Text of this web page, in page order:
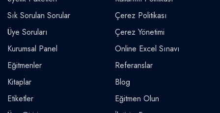
Sık Sorulan Sorular
Üye Soruları
Kurumsal Panel
Eğitmenler
Kitaplar
Etiketler
Çerez Politikası
Çerez Yönetimi
Online Excel Sınavı
Referanslar
Blog
Eğitmen Olun